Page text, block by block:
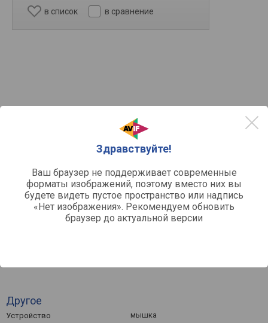
Здравствуйте!
Ваш браузер не поддерживает современные
форматы изображений, поэтому вместо них вы
будете видеть пустое пространство или надпись
«Нет изображения». Рекомендуем обновить
браузер до актуальной версии
в список в сравнение
Средняя цена
Март '26 Май '26 Июль '26
0
2k
Другое
Устройство
мышка